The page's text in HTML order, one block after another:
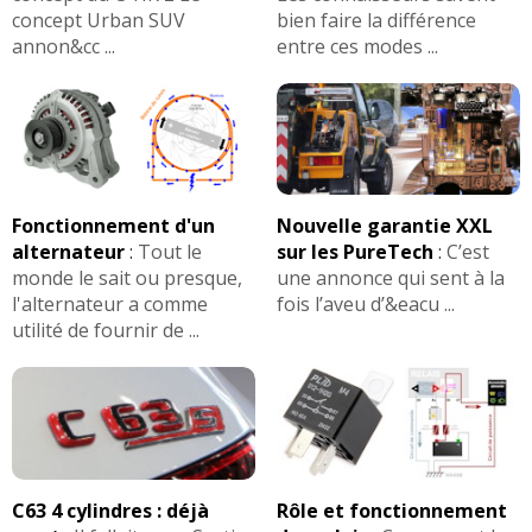
08/20 2.2 CTDI 140 ch 109 000(2 )
17/20
2.2 CTDI 140 ch
180000kms/2007/sport avec fap(0 )
260000km, 201(0 )
-- /20
2.2 CTDI 140 ch Executive juin 2006 -
46 000
)
2.2 CTDI 140 ch 2009, 132000 km,
Virtuose( )
2.2 CTDI 140 ch 50000Km 2011 finition
Virtuos(3
concept Urban SUV
annon&cc ...
bien faire la différence
entre ces modes ...
Fonctionnement d'un
alternateur: Tout le
monde le sait ou presque,
l'alternateur a comme
utilité de fournir de ...
Nouvelle garantie XXL
sur les PureTech : C’est
une annonce qui sent à la
fois l’aveu d’&eacu ...
C63 4 cylindres : déjà
Rôle et fonctionnement